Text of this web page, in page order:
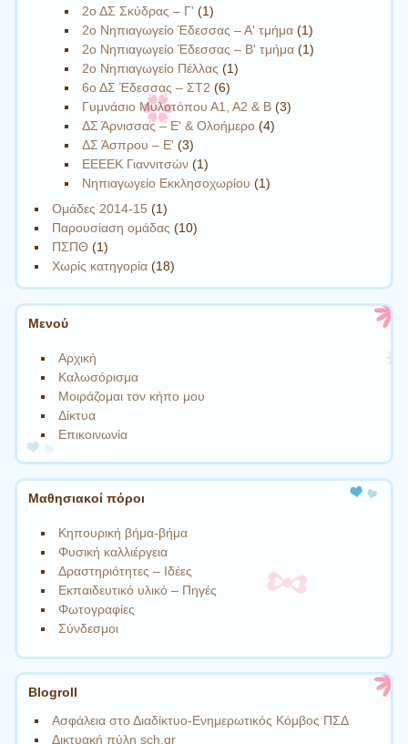
2ο ΔΣ Σκύδρας – Γ' (1)
2ο Νηπιαγωγείο Έδεσσας – Α' τμήμα (1)
2ο Νηπιαγωγείο Έδεσσας – Β' τμήμα (1)
2ο Νηπιαγωγείο Πέλλας (1)
6ο ΔΣ Έδεσσας – ΣΤ2 (6)
Γυμνάσιο Μυλοτόπου Α1, Α2 & Β (3)
ΔΣ Άρνισσας – Ε' & Ολοήμερο (4)
ΔΣ Άσπρου – Ε' (3)
ΕΕΕΕΚ Γιαννιτσών (1)
Νηπιαγωγείο Εκκλησοχωρίου (1)
Ομάδες 2014-15 (1)
Παρουσίαση ομάδας (10)
ΠΣΠΘ (1)
Χωρίς κατηγορία (18)
Μενού
Αρχική
Καλωσόρισμα
Μοιράζομαι τον κήπο μου
Δίκτυα
Επικοινωνία
Μαθησιακοί πόροι
Κηπουρική βήμα-βήμα
Φυσική καλλιέργεια
Δραστηριότητες – Ιδέες
Εκπαιδευτικό υλικό – Πηγές
Φωτογραφίες
Σύνδεσμοι
Blogroll
Ασφάλεια στο Διαδίκτυο-Ενημερωτικός Κόμβος ΠΣΔ
Δικτυακή πύλη sch.gr